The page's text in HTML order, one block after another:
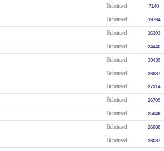
Bubetravel 7140
Bubetravel 19764
Bubetravel 16303
Bubetravel 24440
Bubetravel 39439
Bubetravel 26987
Bubetravel 27314
Bubetravel 26709
Bubetravel 25946
Bubetravel 26080
Bubetravel 26087